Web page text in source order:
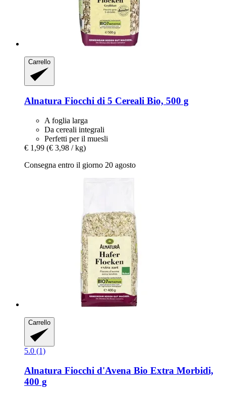
Carrello
Alnatura Fiocchi di 5 Cereali Bio, 500 g
A foglia larga
Da cereali integrali
Perfetti per il muesli
€ 1,99 (€ 3,98 / kg)
Consegna entro il giorno 20 agosto
Carrello
5.0 (1)
Alnatura Fiocchi d'Avena Bio Extra Morbidi,
400 g